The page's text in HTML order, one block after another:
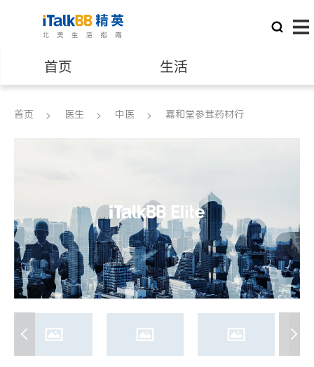
首页 生活
医生 律师
养老 非盈利组织
首页 医生 中医 嘉和堂参茸药材行